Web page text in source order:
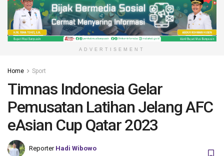
ADVERTISEMENT
Home Sport
Timnas Indonesia Gelar
Pemusatan Latihan Jelang AFC
eAsian Cup Qatar 2023
Reporter Hadi Wibowo